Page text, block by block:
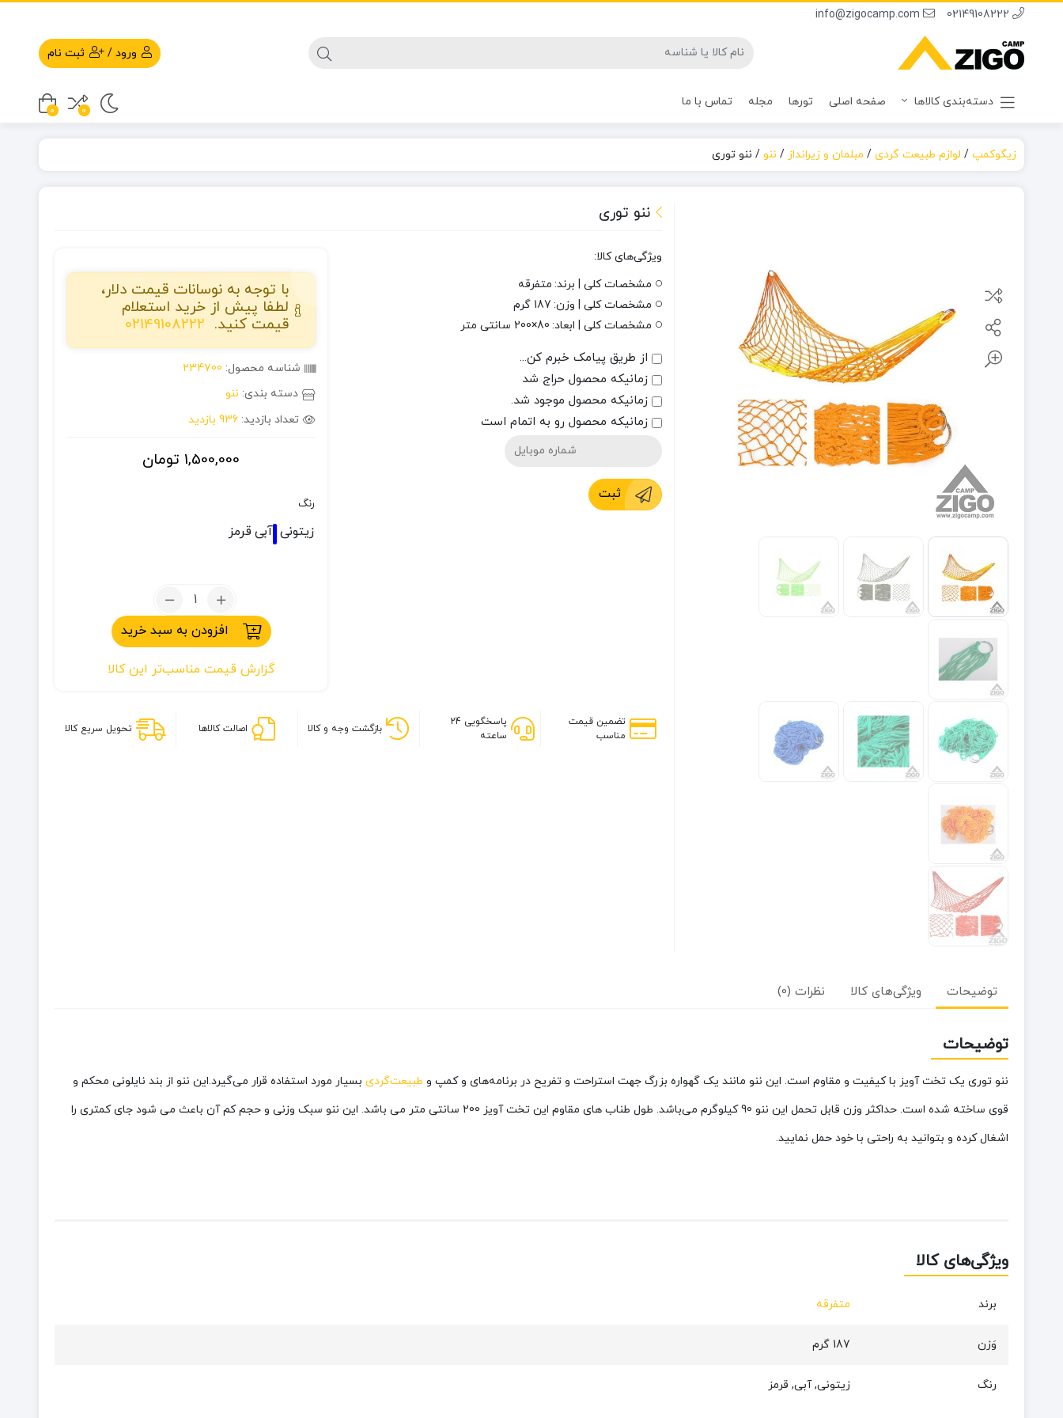
02149108222
info@zigocamp.com
ورود / ثبت نام
دسته‌بندی کالاها صفحه اصلی تورها مجله تماس با ما
0
0
زیگوکمپ/ لوازم طبیعت گردی/ مبلمان و زیرانداز / ننو/ ننو توری
ننو توری
ویژگی‌های کالا:
مشخصات کلی | برند: متفرقه
مشخصات کلی | وزن: 187 گرم
مشخصات کلی | ابعاد: 80×200 سانتی متر
از طریق پیامک خبرم کن...
زمانیکه محصول حراج شد
زمانیکه محصول موجود شد.
زمانیکه محصول رو به اتمام است
ثبت
با توجه به نوسانات قیمت دلار،
لطفا پیش از خرید استعلام
قیمت کنید. 02149108222
شناسه محصول: 234700
دسته بندی: ننو
تعداد بازدید: 936 بازدید
1,500,000 تومان
رنگ
زیتونی آبی قرمز
تعداد:
ننو
توری
افزودن به سبد خرید
گزارش قیمت مناسب‌تر این کالا
تضمین قیمت
مناسب
پاسخگویی 24
ساعته
بازگشت وجه و کالا اصالت کالاها تحویل سریع کالا
توضیحات ویژگی‌های کالا نظرات (0)
توضیحات
ننو توری یک تخت آویز با کیفیت و مقاوم است. این ننو مانند یک گهواره بزرگ جهت استراحت و تفریح در برنامه‌های و کمپ و طبیعت‌گردیبسیار مورد استفاده قرار می‌گیرد.این ننو از بند نایلونی محکم و
قوی ساخته شده است. حداکثر وزن قابل تحمل این ننو 90 کیلوگرم می‌باشد. طول طناب های مقاوم این تخت آویز 200 سانتی متر می باشد. این ننو سبک وزنی و حجم کم آن باعث می شود جای کمتری را
اشغال کرده و بتوانید به راحتی با خود حمل نمایید.
ویژگی‌های کالا
برند متفرقه
وَزن 187 گرم
رنگ زیتونی, آبی, قرمز